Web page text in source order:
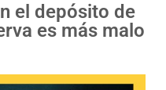
el depósito de
es más malo